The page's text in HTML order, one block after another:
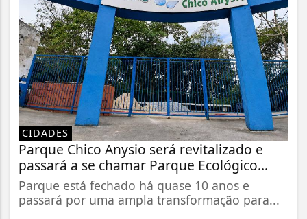
CIDADES
Parque Chico Anysio será revitalizado e
passará a se chamar Parque Ecológico...
Parque está fechado há quase 10 anos e
passará por uma ampla transformação para...